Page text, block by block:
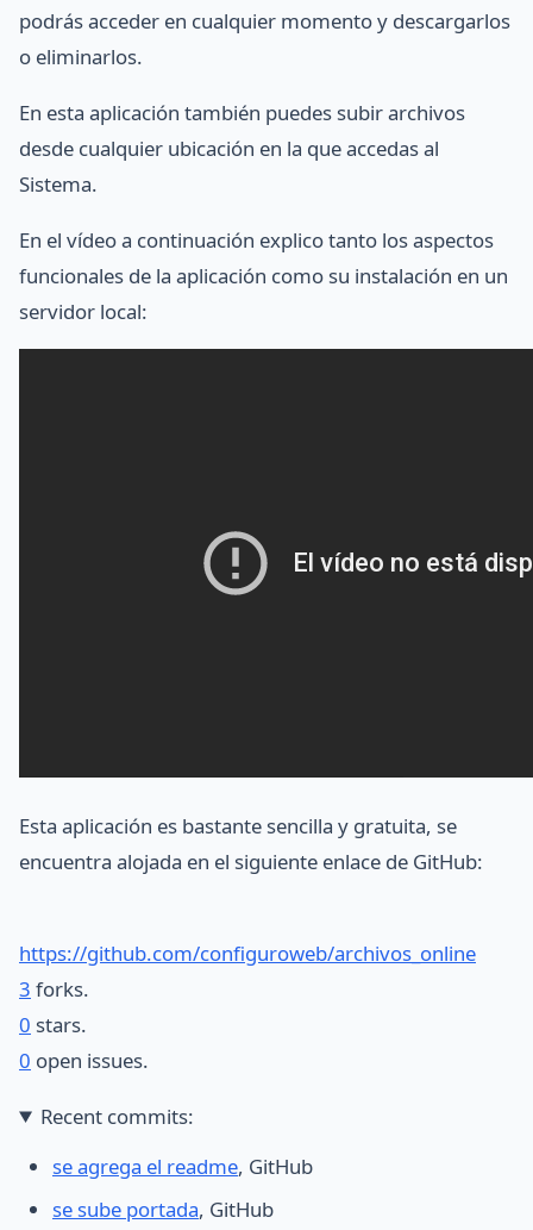
podrás acceder en cualquier momento y descargarlos
o eliminarlos.
En esta aplicación también puedes subir archivos
desde cualquier ubicación en la que accedas al
Sistema.
En el vídeo a continuación explico tanto los aspectos
funcionales de la aplicación como su instalación en un
servidor local:
Esta aplicación es bastante sencilla y gratuita, se
encuentra alojada en el siguiente enlace de GitHub:
https://github.com/configuroweb/archivos_online
3 forks.
0 stars.
0 open issues.
Recent commits:
se agrega el readme, GitHub
se sube portada, GitHub